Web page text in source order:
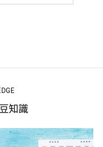
知識